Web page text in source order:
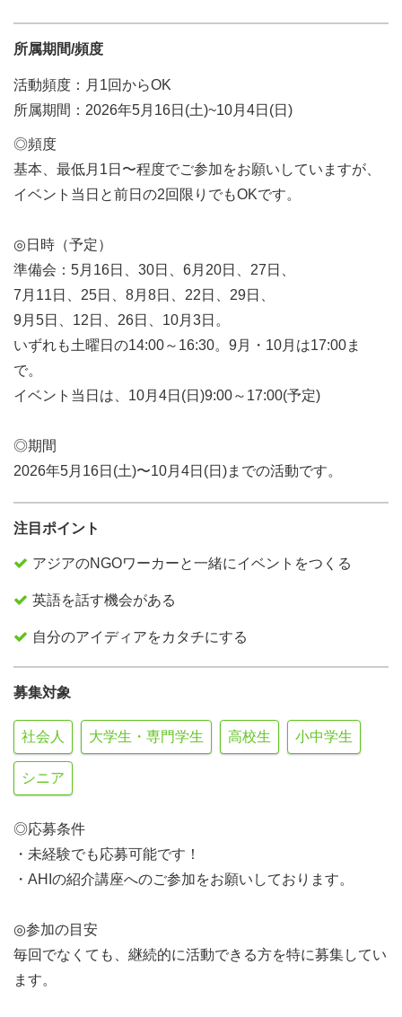
所属期間/頻度
活動頻度：月1回からOK
所属期間：2026年5月16日(土)~10月4日(日)
◎頻度
基本、最低月1日〜程度でご参加をお願いしていますが、
イベント当日と前日の2回限りでもOKです。
◎日時（予定）
準備会：5月16日、30日、6月20日、27日、
7月11日、25日、8月8日、22日、29日、
9月5日、12日、26日、10月3日。
いずれも土曜日の14:00～16:30。9月・10月は17:00ま
で。
イベント当日は、10月4日(日)9:00～17:00(予定)
◎期間
2026年5月16日(土)〜10月4日(日)までの活動です。
注目ポイント
アジアのNGOワーカーと一緒にイベントをつくる
英語を話す機会がある
自分のアイディアをカタチにする
募集対象
社会人 大学生・専門学生 高校生 小中学生
シニア
◎応募条件
・未経験でも応募可能です！
・AHIの紹介講座へのご参加をお願いしております。
◎参加の目安
毎回でなくても、継続的に活動できる方を特に募集してい
ます。